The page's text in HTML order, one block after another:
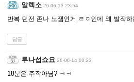
알렉소 26-06-13 23:54
반복 던전 존나 노잼인거 ㄹㅇ인데 왜 발작
답글
루나섭쇼요 26-06-14 00:23
18분은 주작아님? ㅋㅋ